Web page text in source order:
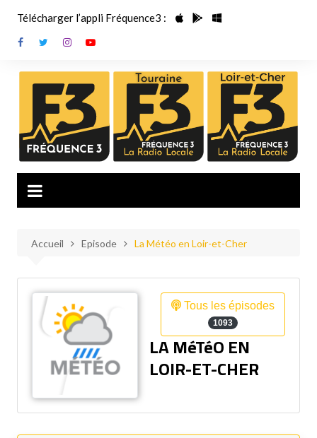
contenu
Télécharger l’appli Fréquence3 :
Accueil Episode La Météo en Loir-et-Cher
Tous les épisodes
1093
LA MéTéO EN
LOIR-ET-CHER